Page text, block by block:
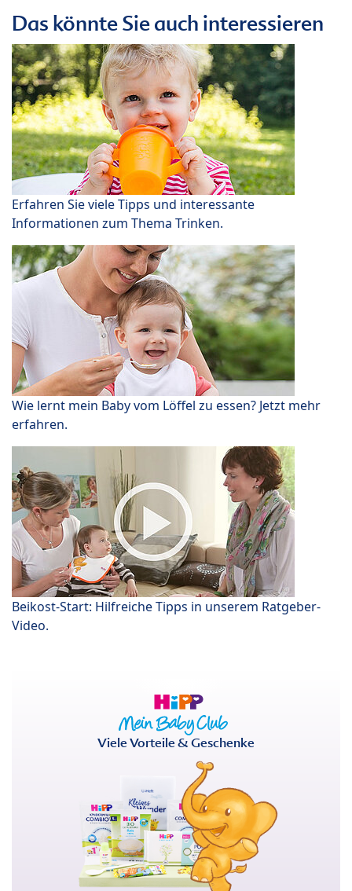
Das könnte Sie auch interessieren
Erfahren Sie viele Tipps und interessante
Informationen zum Thema Trinken.
Wie lernt mein Baby vom Löffel zu essen? Jetzt mehr
erfahren.
Beikost-Start: Hilfreiche Tipps in unserem Ratgeber-
Video.
Viele Vorteile & Geschenke